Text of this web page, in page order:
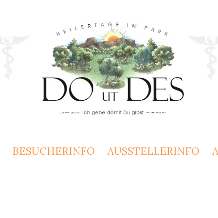
BESUCHERINFO AUSSTELLERINFO